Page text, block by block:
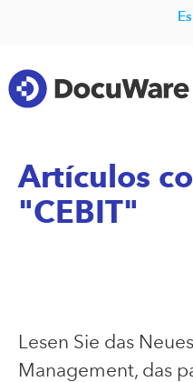
Artículos
"CEBIT"
Lesen Sie das
Management, das